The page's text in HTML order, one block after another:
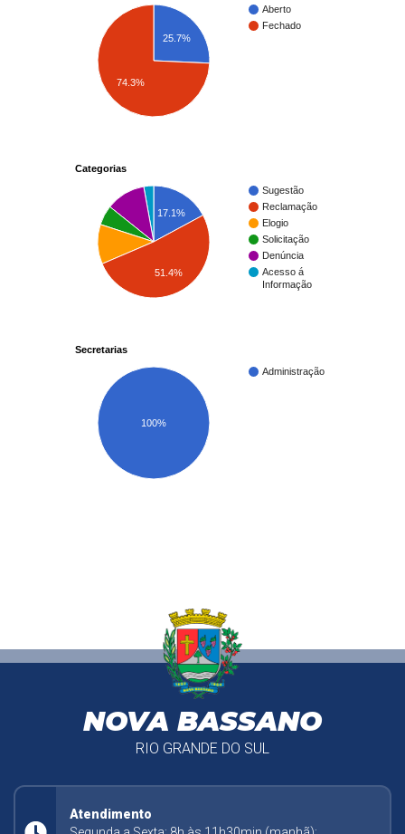
Aberto
Fechado
25.7%
74.3%
Categorias
Sugestão
Reclamação
Elogio
Solicitação
Denúncia
Acesso á
Informação
17.1%
51.4%
Secretarias
Administração
100%
NOVA BASSANO
RIO GRANDE DO SUL
Atendimento